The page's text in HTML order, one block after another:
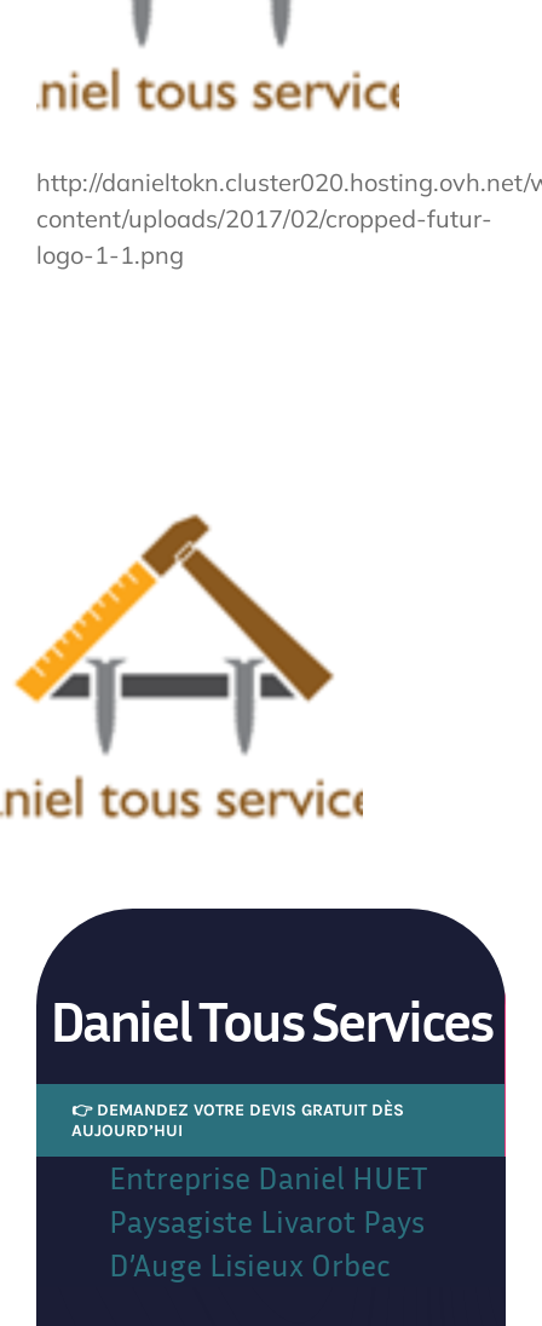
http://danieltokn.cluster020.hosting.ovh.net/
content/uploads/2017/02/cropped-futur-
logo-1-1.png
Daniel Tous Services
👉 DEMANDEZ VOTRE DEVIS GRATUIT DÈS
AUJOURD’HUI
Entreprise Daniel HUET
Paysagiste Livarot Pays
D’Auge Lisieux Orbec